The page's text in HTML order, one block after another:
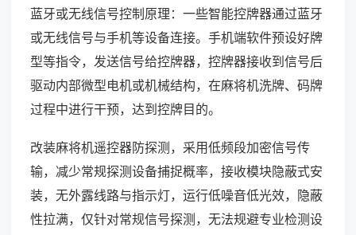
蓝牙或无线信号控制原理：一些智能控牌器通过蓝牙
或无线信号与手机等设备连接。手机端软件预设好牌
型等指令，发送信号给控牌器，控牌器接收到信号后
驱动内部微型电机或机械结构，在麻将机洗牌、码牌
过程中进行干预，达到控牌目的。
改装麻将机遥控器防探测，采用低频段加密信号传
输，减少常规探测设备捕捉概率，接收模块隐蔽式安
装，无外露线路与指示灯，运行低噪音低光效，隐蔽
性拉满，仅针对常规信号探测，无法规避专业检测设